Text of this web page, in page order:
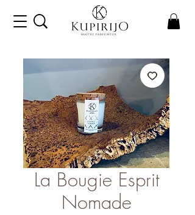
La Bougie Esprit
Nomade